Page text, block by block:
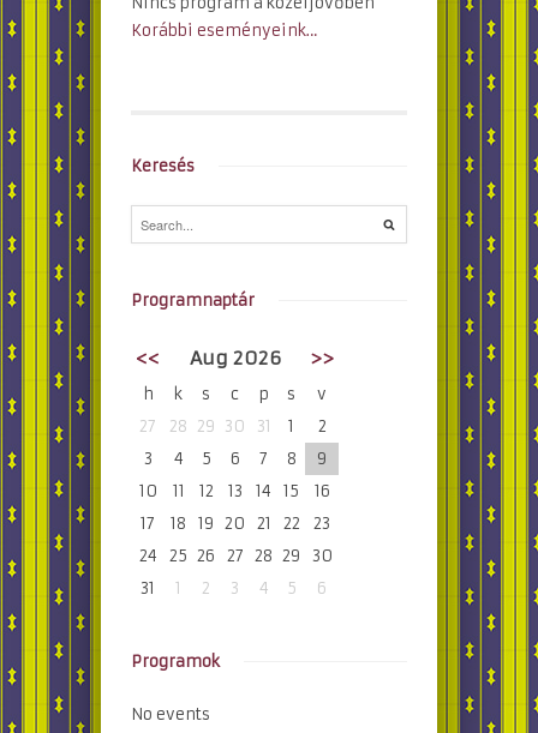
Korábbi eseményeink…
Keresés
Programnaptár
<< Aug 2026 >>
h k s c p s
v
27
28 29 30 31 1
2
3
4 5 6 7 8
9
10
11 12 13 14 15
16
17
18 19 20 21 22
23
24
25 26 27 28 29
30
31
1 2 3 4 5 6
Programok
No events